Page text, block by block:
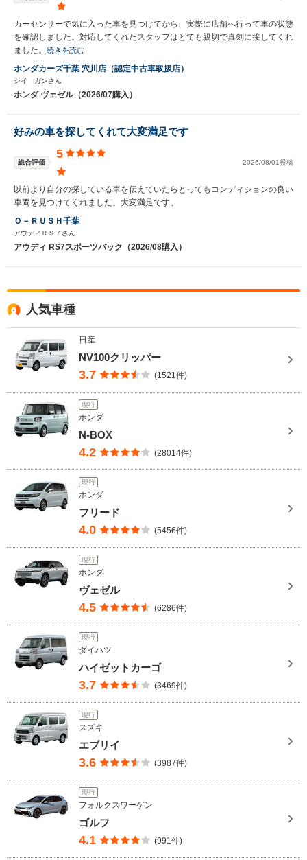
カーセンサーで気に入った車を見つけてから、実際に店舗へ行って車の状態
を確認しました。対応してくれたスタッフはとても親切で真剣に接してくれ
ました。 続きを読む
ホンダカーズ千葉 穴川店（認定中古車取扱店）
シイ ガンさん
ホンダ ヴェゼル（2026/07購入）
好みの車を探してくれて大変満足です
総合評価
5
2026/08/01投稿
以前より自分の探している車を伝えていたらとってもコンディションの良い
車両を見つけてくれました。大変満足です。
Ｏ－ＲＵＳＨ千葉
アウディＲＳ７さん
アウディ RS7スポーツバック（2026/08購入）
人気車種
日産
NV100クリッパー
3.7 (1521件)
現行
ホンダ
N-BOX
4.2 (28014件)
現行
ホンダ
フリード
4.0 (5456件)
現行
ホンダ
ヴェゼル
4.5 (6286件)
現行
ダイハツ
ハイゼットカーゴ
3.7 (3469件)
現行
スズキ
エブリイ
3.6 (3987件)
現行
フォルクスワーゲン
ゴルフ
4.1 (991件)